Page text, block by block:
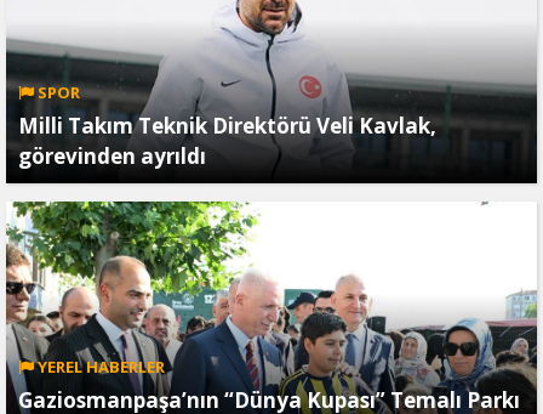
SPOR
Milli Takım Teknik Direktörü Veli Kavlak,
görevinden ayrıldı
YEREL HABERLER
Gaziosmanpaşa’nın “Dünya Kupası” Temalı Parkı